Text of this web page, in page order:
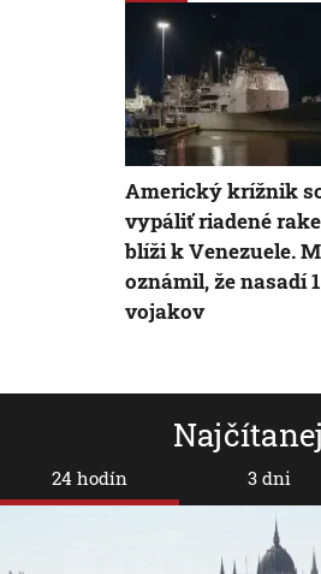
24 hodín 3 dni
Americký krížnik
vypáliť riadené
blíži k Venezuele.
oznámil, že nasadí
vojakov